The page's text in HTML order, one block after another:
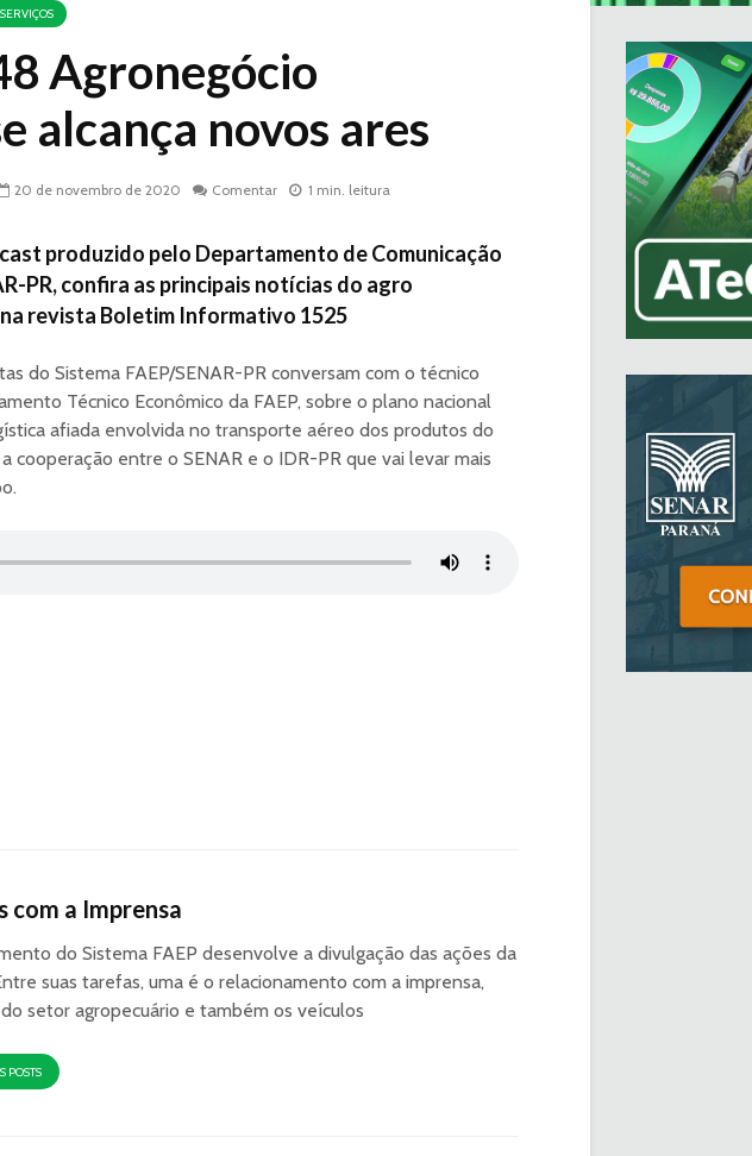
SERVIÇOS
Agronegócio
alcança novos ares
20 de novembro de 2020 Comentar 1 min. leitura
produzido pelo Departamento de Comunicação
PR, confira as principais notícias do agro
revista Boletim Informativo 1525
do Sistema FAEP/SENAR-PR conversam com o técnico
Técnico Econômico da FAEP, sobre o plano nacional
afiada envolvida no transporte aéreo dos produtos do
cooperação entre o SENAR e o IDR-PR que vai levar mais
com a Imprensa
do Sistema FAEP desenvolve a divulgação das ações da
suas tarefas, uma é o relacionamento com a imprensa,
setor agropecuário e também os veículos
POSTS